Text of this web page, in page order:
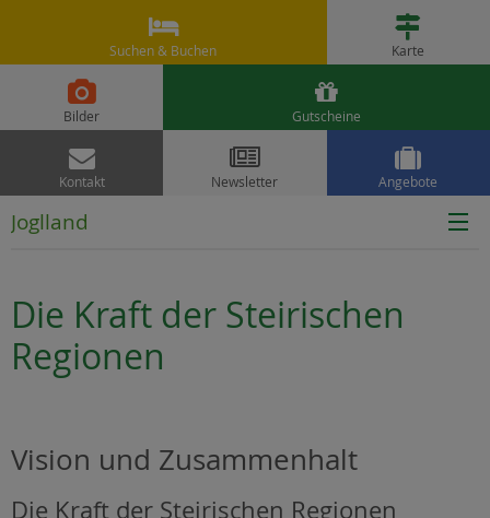

Suchen & Buchen

Karte

Bilder

Gutscheine

Kontakt

Newsletter

Angebote
Joglland
Die Kraft der Steirischen
Regionen
Vision und Zusammenhalt
Die Kraft der Steirischen Regionen